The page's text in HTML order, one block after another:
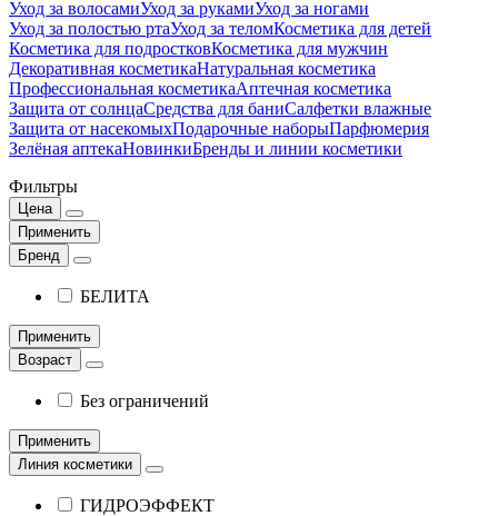
Уход за волосамиУход за рукамиУход за ногами
Уход за полостью ртаУход за теломКосметика для детей
Косметика для подростковКосметика для мужчин
Декоративная косметикаНатуральная косметика
Профессиональная косметикаАптечная косметика
Защита от солнцаСредства для баниСалфетки влажные
Защита от насекомыхПодарочные наборыПарфюмерия
Зелёная аптекаНовинкиБренды и линии косметики
Фильтры
Цена
Применить
Бренд
БЕЛИТА
Применить
Возраст
Без ограничений
Применить
Линия косметики
ГИДРОЭФФЕКТ